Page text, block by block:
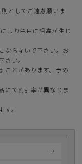
としてご遠慮願いま
より色目に相違が生じ
ならないで下さい。お
い。
ことがあります。予め
にて割引率が異なりま
。